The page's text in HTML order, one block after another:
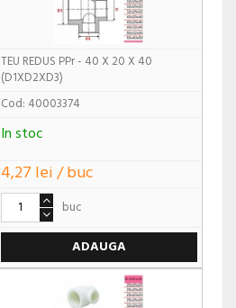
TEU REDUS PPr - 40 X 20 X 40
(D1XD2XD3)
Cod: 40003374
In stoc
4,27 lei / buc
buc
ADAUGA